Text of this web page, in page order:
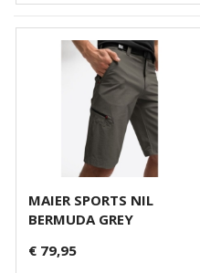
MAIER SPORTS NIL
BERMUDA GREY
€ 79,95